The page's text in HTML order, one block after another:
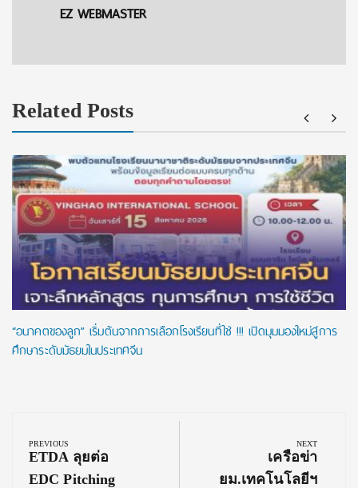
EZ WEBMASTER
Related Posts
“อนาคตของลูก” เริ่มต้นจากการเลือกโรงเรียนที่ใช่ !!! เปิดมุมมองใหม่สู่การ
ศึกษาระดับมัธยมในประเทศจีน
navigation
PREVIOUS
Previous
Post:
ETDA ลุยต่อ
EDC Pitching
NEXT
Next
Post:
เครือข่า
ยม.เทคโนโลยีฯ